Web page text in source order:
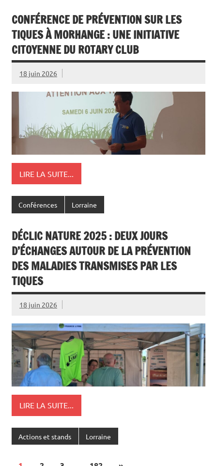
CONFÉRENCE DE PRÉVENTION SUR LES
TIQUES À MORHANGE : UNE INITIATIVE
CITOYENNE DU ROTARY CLUB
18 juin 2026
LIRE LA SUITE...
Conférences Lorraine
DÉCLIC NATURE 2025 : DEUX JOURS
D’ÉCHANGES AUTOUR DE LA PRÉVENTION
DES MALADIES TRANSMISES PAR LES
TIQUES
18 juin 2026
LIRE LA SUITE...
Actions et stands Lorraine